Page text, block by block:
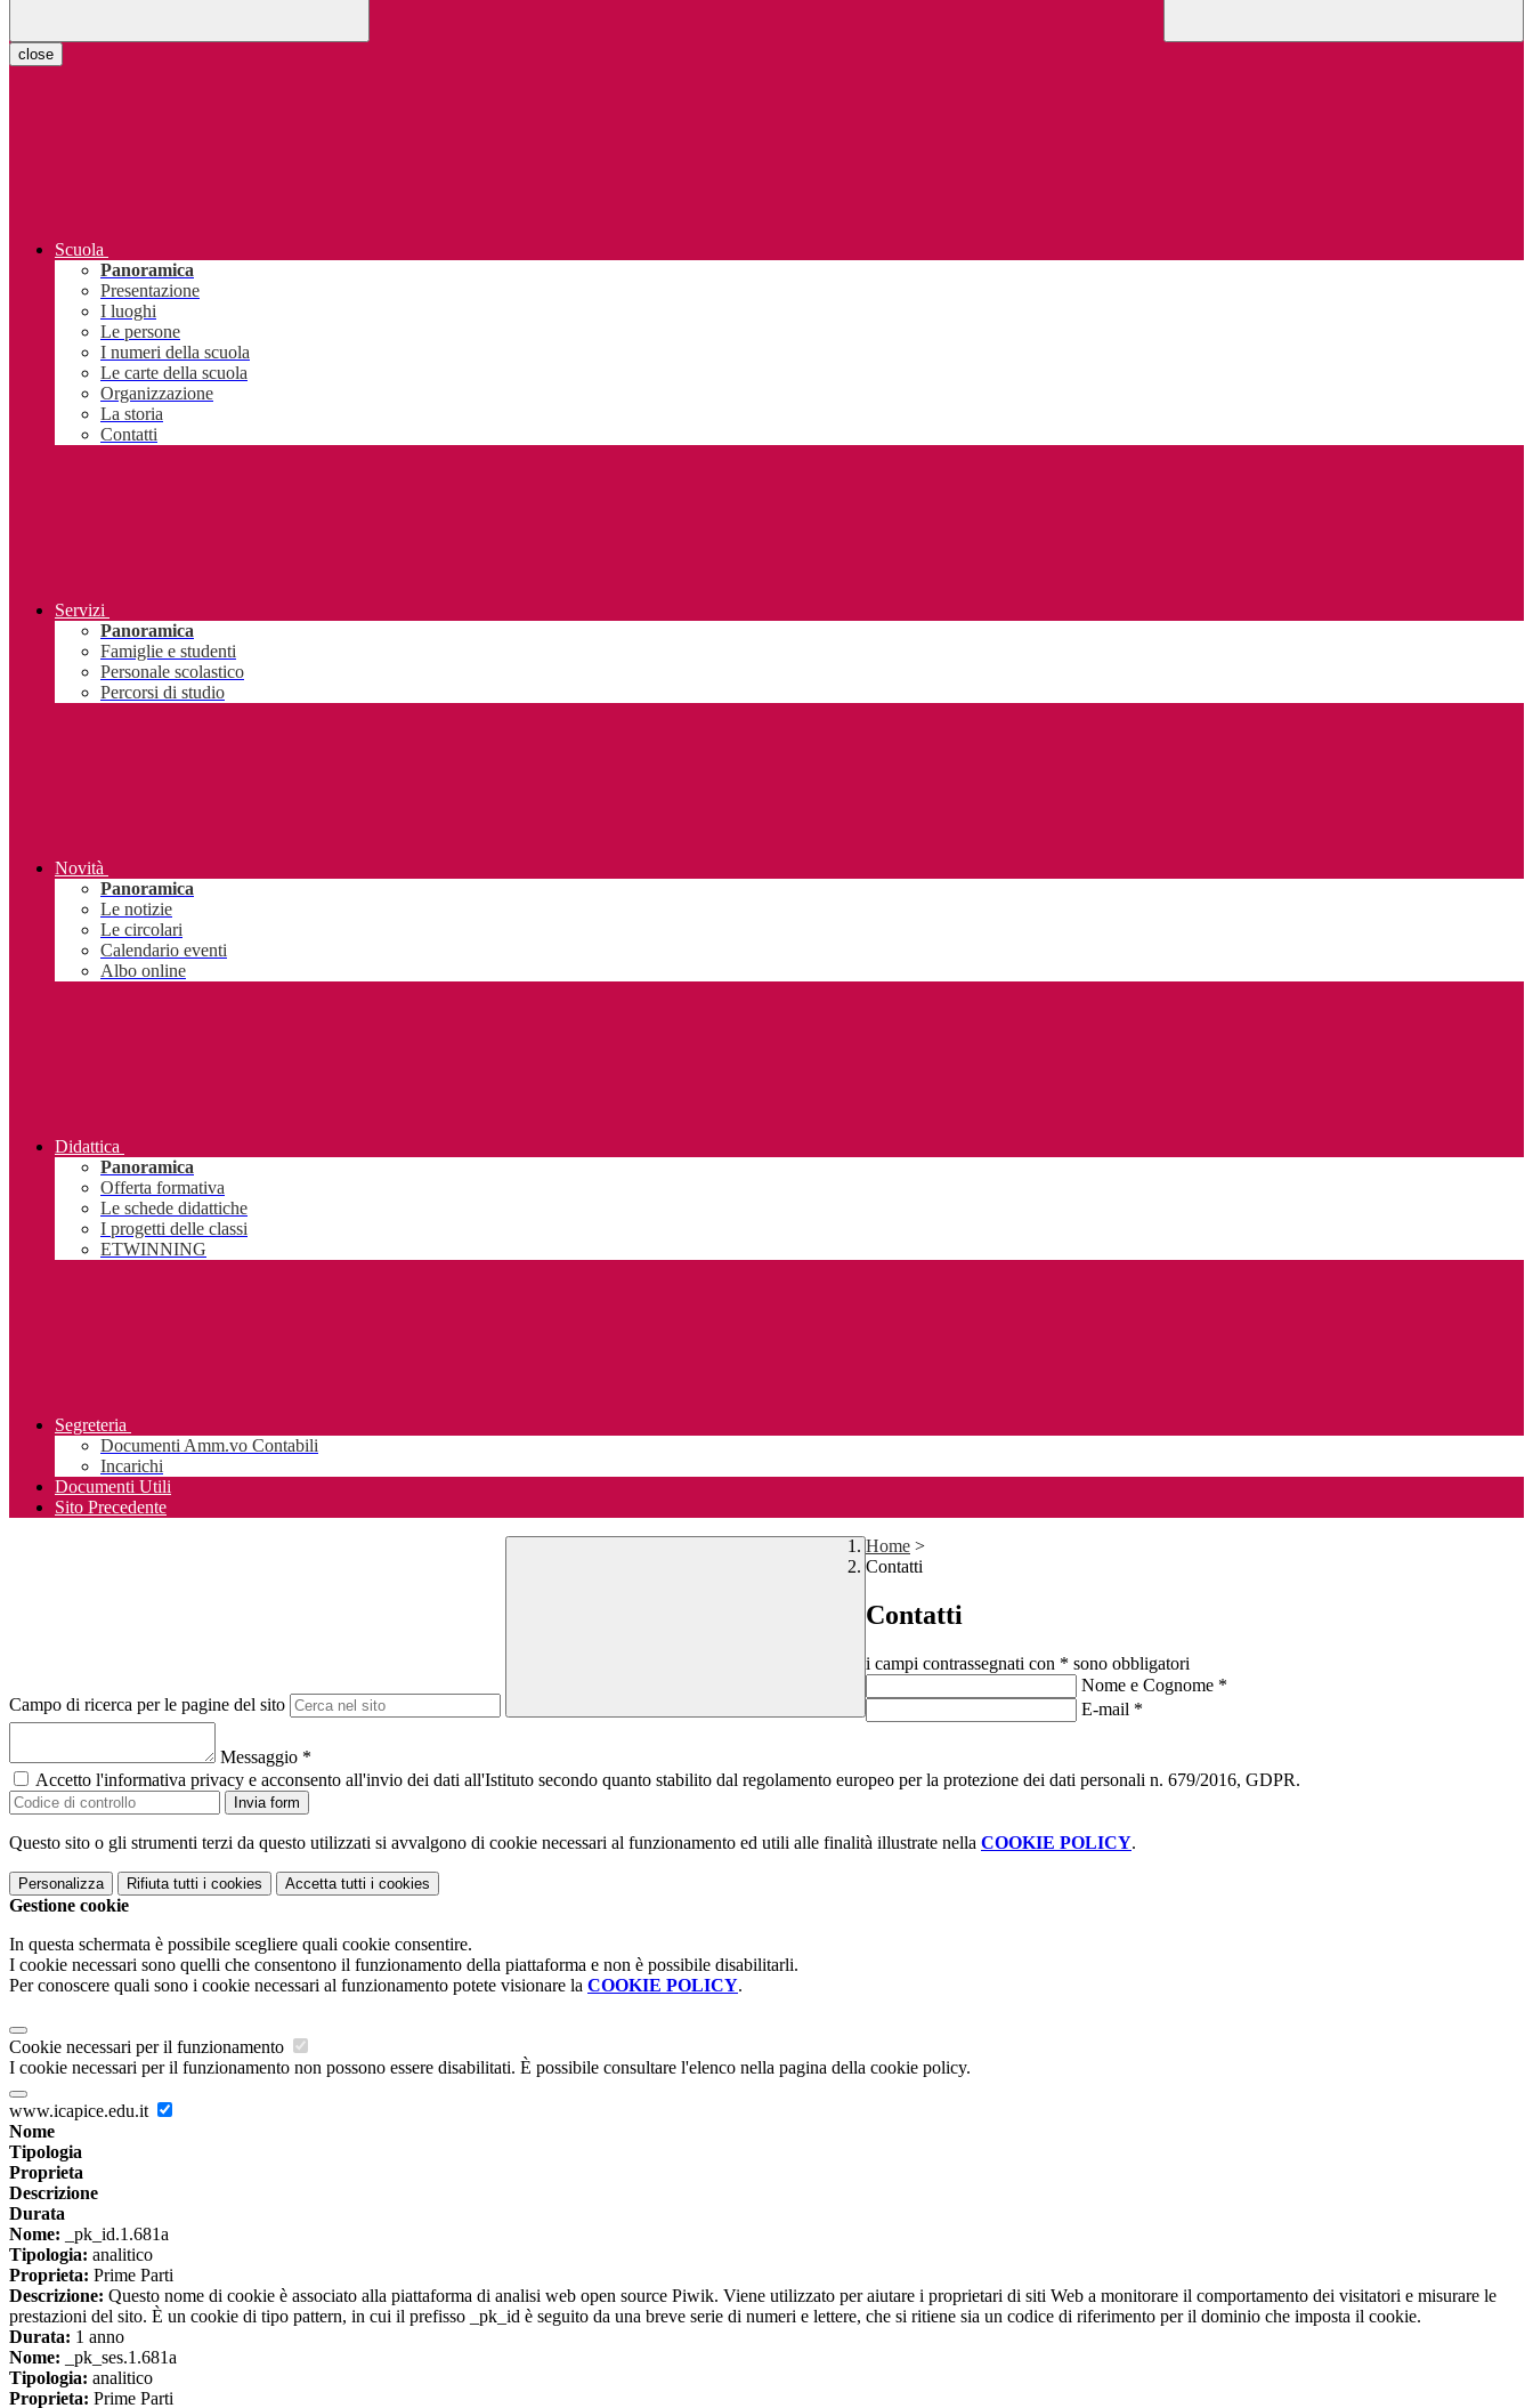
close
Scuola
Panoramica
Presentazione
I luoghi
Le persone
I numeri della scuola
Le carte della scuola
Organizzazione
La storia
Contatti
Servizi
Panoramica
Famiglie e studenti
Personale scolastico
Percorsi di studio
Novità
Panoramica
Le notizie
Le circolari
Calendario eventi
Albo online
Didattica
Panoramica
Offerta formativa
Le schede didattiche
I progetti delle classi
ETWINNING
Segreteria
Documenti Amm.vo Contabili
Incarichi
Documenti Utili
Sito Precedente
Campo di ricerca per le pagine del sito
Home >
Contatti
Contatti
i campi contrassegnati con * sono obbligatori
Nome e Cognome *
E-mail *
Messaggio *
Accetto l'informativa privacy e acconsento all'invio dei dati all'Istituto secondo quanto stabilito dal regolamento europeo per la protezione dei dati personali n. 679/2016, GDPR.
Invia form
Questo sito o gli strumenti terzi da questo utilizzati si avvalgono di cookie necessari al funzionamento ed utili alle finalità illustrate nella COOKIE POLICY.
Personalizza Rifiuta tutti i cookies Accetta tutti i cookies
Gestione cookie
In questa schermata è possibile scegliere quali cookie consentire.
I cookie necessari sono quelli che consentono il funzionamento della piattaforma e non è possibile disabilitarli.
Per conoscere quali sono i cookie necessari al funzionamento potete visionare la COOKIE POLICY.
Cookie necessari per il funzionamento
I cookie necessari per il funzionamento non possono essere disabilitati. È possibile consultare l'elenco nella pagina della cookie policy.
www.icapice.edu.it
Nome
Tipologia
Proprieta
Descrizione
Durata
Nome: _pk_id.1.681a
Tipologia: analitico
Proprieta: Prime Parti
Descrizione: Questo nome di cookie è associato alla piattaforma di analisi web open source Piwik. Viene utilizzato per aiutare i proprietari di siti Web a monitorare il comportamento dei visitatori e misurare le
prestazioni del sito. È un cookie di tipo pattern, in cui il prefisso _pk_id è seguito da una breve serie di numeri e lettere, che si ritiene sia un codice di riferimento per il dominio che imposta il cookie.
Durata: 1 anno
Nome: _pk_ses.1.681a
Tipologia: analitico
Proprieta: Prime Parti